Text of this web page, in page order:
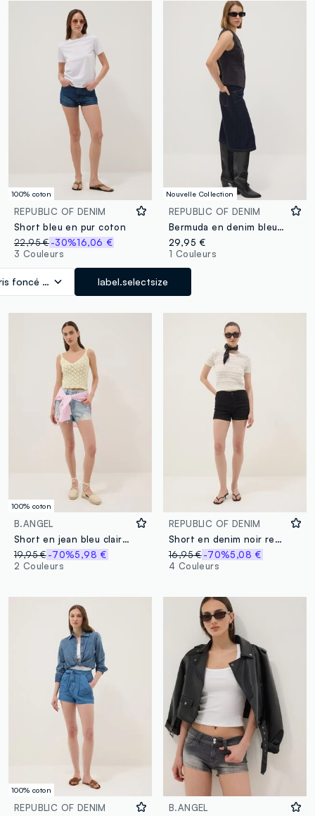
100% coton
REPUBLIC OF DENIM
Short bleu en pur coton
22,95 €-30%16,06 €
3 Couleurs
foncé délavé label.selectsize
Nouvelle Collection
REPUBLIC OF DENIM
Bermuda en denim bleu wide leg en mélange coton et lyocell
29,95 €
1 Couleurs
100% coton
B.ANGEL
Short en jean bleu clair 100 % coton
19,95 €-70%5,98 €
2 Couleurs
REPUBLIC OF DENIM
Short en denim noir regular fit en coton stretch
16,95 € -70%5,08 €
4 Couleurs
100% coton
REPUBLIC OF DENIM
B.ANGEL